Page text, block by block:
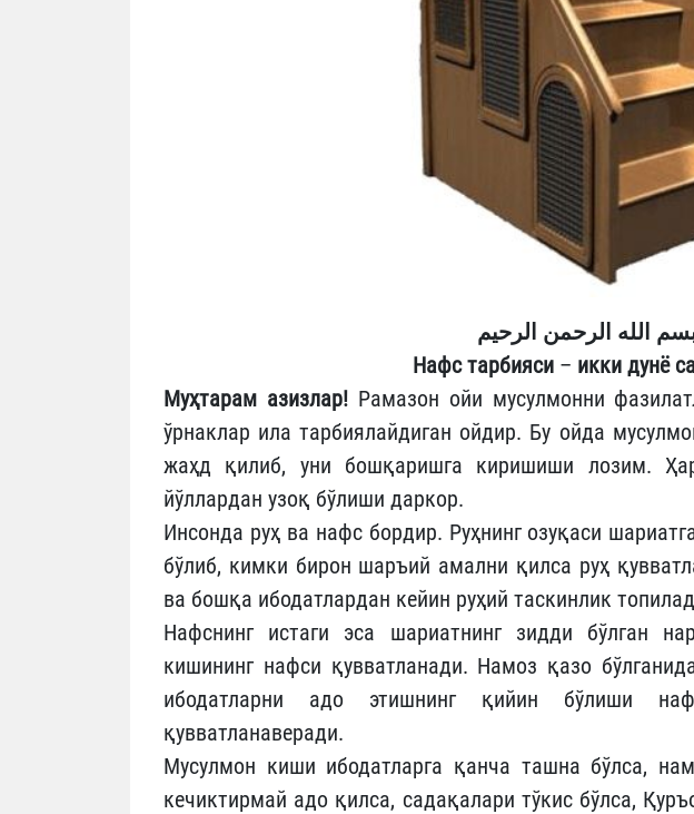
الله الرحمن الرحيم
Нафс тарбияси – икки дунё
Муҳтарам азизлар!Рамазон ойи мусулмонни
ўрнаклар ила тарбиялайдиган ойдир. Бу ойда
жаҳд қилиб, уни бошқаришга киришиши лозим.
йўллардан узоқ бўлиши даркор.
Инсонда руҳ ва нафс бордир. Руҳнинг озуқаси
бўлиб, кимки бирон шаръий амални қилса руҳ
ва бошқа ибодатлардан кейин руҳий таскинлик
Нафснинг истаги эса шариатнинг зидди бўлган
кишининг нафси қувватланади. Намоз қазо
ибодатларни адо этишнинг қийин бўлиши
қувватланаверади.
Мусулмон киши ибодатларга қанча ташна бўлса,
кечиктирмай адо қилса, садақалари тўкис бўлса,